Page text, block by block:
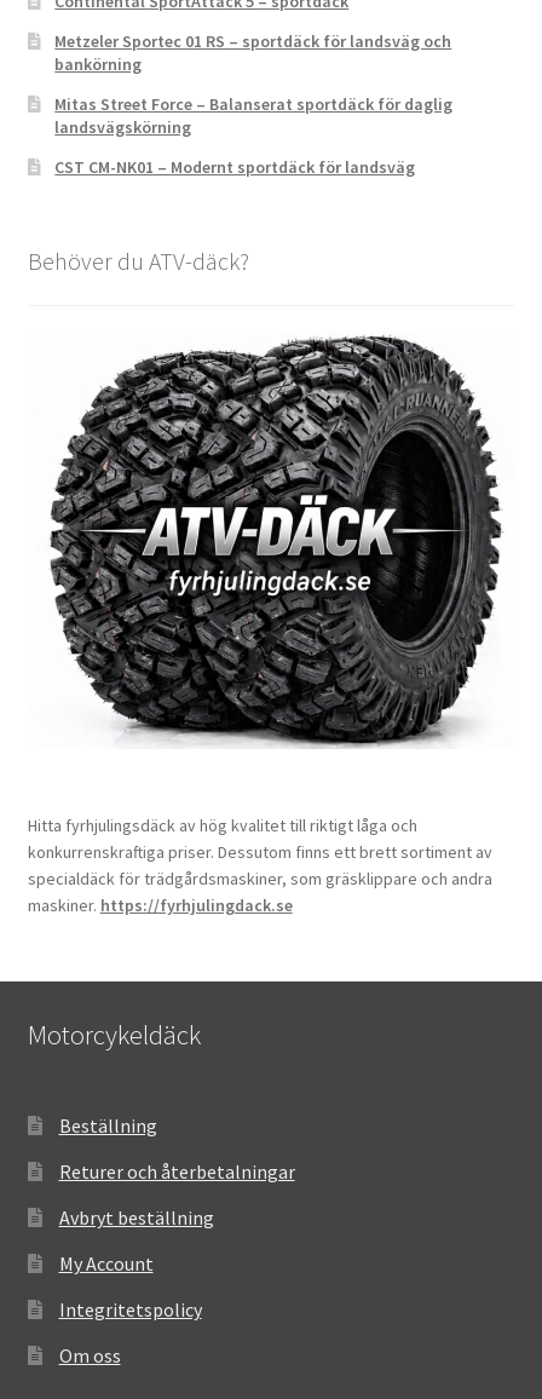
Metzeler Sportec 01 RS – sportdäck för landsväg och
bankörning
Mitas Street Force – Balanserat sportdäck för daglig
landsvägskörning
CST CM-NK01 – Modernt sportdäck för landsväg
Behöver du ATV-däck?
Hitta fyrhjulingsdäck av hög kvalitet till riktigt låga och
konkurrenskraftiga priser. Dessutom finns ett brett sortiment av
specialdäck för trädgårdsmaskiner, som gräsklippare och andra
maskiner. https://fyrhjulingdack.se
Motorcykeldäck
Beställning
Returer och återbetalningar
Avbryt beställning
My Account
Integritetspolicy
Om oss